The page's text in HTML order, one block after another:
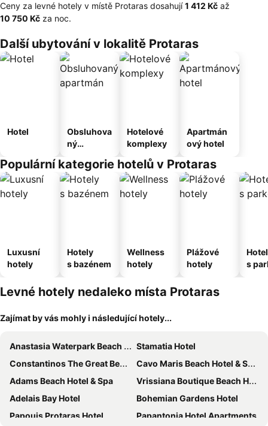
Ceny za levné hotely v místě Protaras dosahují‎1 412 Kč až
‎10 750 Kč za noc.
Další ubytování v lokalitě Protaras
Hotel
Obsluhova
ný
Hotelové
komplexy
Apartmán
ový hotel
Populární kategorie hotelů v Protaras
Luxusní
hotely
Hotely
s bazénem
Wellness
hotely
Plážové
hotely
s
Levné hotely nedaleko místa Protaras
Zajímat by vás mohly i následující hotely...
Anastasia Waterpark Beach Resort
Stamatia Hotel
Constantinos The Great Beach Hotel
Cavo Maris Beach Hotel & Suites
Adams Beach Hotel & Spa
Vrissiana Boutique Beach Hotel
Adelais Bay Hotel
Bohemian Gardens Hotel
Papouis Protaras Hotel
Papantonia Hotel Apartments